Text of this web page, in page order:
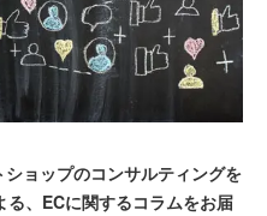
ョップのコンサルティングを
、ECに関するコラムをお届